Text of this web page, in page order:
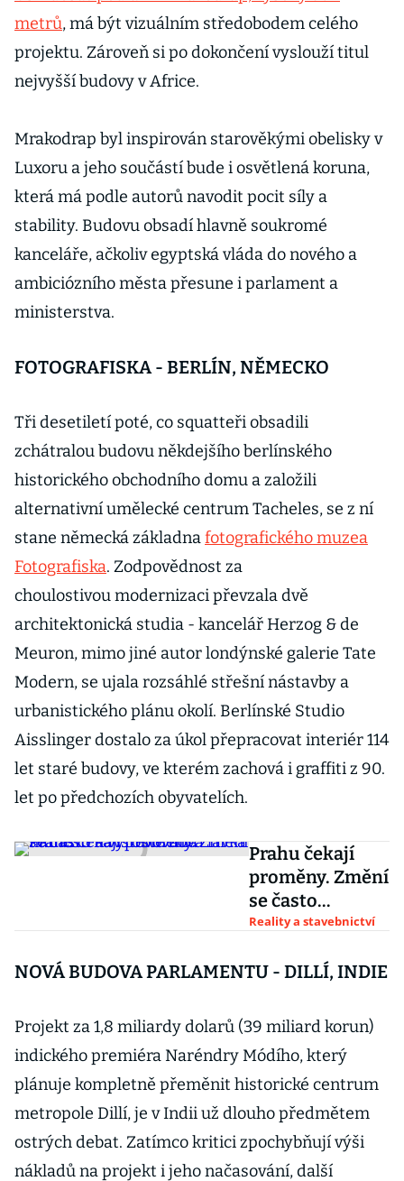
metrů, má být vizuálním středobodem celého
projektu. Zároveň si po dokončení vyslouží titul
nejvyšší budovy v Africe.
Mrakodrap byl inspirován starověkými obelisky v
Luxoru a jeho součástí bude i osvětlená koruna,
která má podle autorů navodit pocit síly a
stability. Budovu obsadí hlavně soukromé
kanceláře, ačkoliv egyptská vláda do nového a
ambiciózního města přesune i parlament a
ministerstva.
FOTOGRAFISKA - BERLÍN, NĚMECKO
Tři desetiletí poté, co squatteři obsadili
zchátralou budovu někdejšího berlínského
historického obchodního domu a založili
alternativní umělecké centrum Tacheles, se z ní
stane německá základnafotografického muzea
Fotografiska. Zodpovědnost za
choulostivou modernizaci převzala dvě
architektonická studia - kancelář Herzog & de
Meuron, mimo jiné autor londýnské galerie Tate
Modern, se ujala rozsáhlé střešní nástavby a
urbanistického plánu okolí. Berlínské Studio
Aisslinger dostalo za úkol přepracovat interiér 114
let staré budovy, ve kterém zachová i graffiti z 90.
let po předchozích obyvatelích.
Prahu čekají
proměny. Změní
se často
navštěvovaná
vyroste nová
Reality a stavebnictví
NOVÁ BUDOVA PARLAMENTU - DILLÍ, INDIE
Projekt za 1,8 miliardy dolarů (39 miliard korun)
indického premiéra Naréndry Módího, který
plánuje kompletně přeměnit historické centrum
metropole Dillí, je v Indii už dlouho předmětem
ostrých debat. Zatímco kritici zpochybňují výši
nákladů na projekt i jeho načasování, další